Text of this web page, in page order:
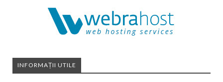
INFORMAȚII UTILE